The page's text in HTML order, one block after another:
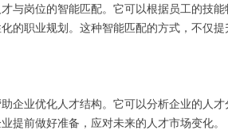
与岗位的智能匹配。它可以根据员工的技
的职业规划。这种智能匹配的方式，不仅
企业优化人才结构。它可以分析企业的人
提前做好准备，应对未来的人才市场变化。